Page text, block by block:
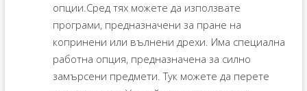
опции.Сред тях можете да използвате
програми, предназначени за пране на
копринени или вълнени дрехи. Има специална
работна опция, предназначена за силно
замърсени предмети. Тук можете да перете